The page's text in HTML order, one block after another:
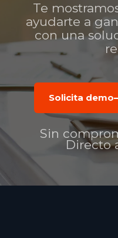
Te
ayudarte a
con una
Solicita demo
Sin
Directo